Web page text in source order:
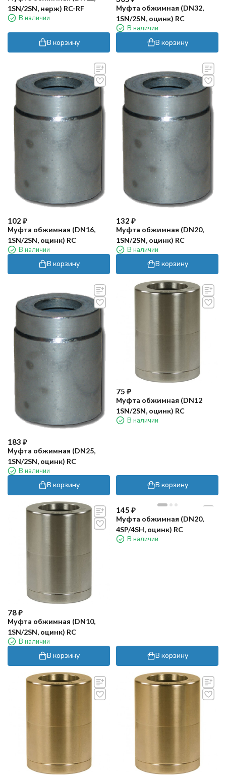
1SN/2SN, нерж) RC-RF
В наличии
В корзину
Муфта обжимная (DN32,
1SN/2SN, оцинк) RC
В наличии
В корзину
102 ₽
Муфта обжимная (DN16,
1SN/2SN, оцинк) RC
В наличии
В корзину
132 ₽
Муфта обжимная (DN20,
1SN/2SN, оцинк) RC
В наличии
В корзину
183 ₽
Муфта обжимная (DN25,
1SN/2SN, оцинк) RC
В наличии
В корзину
75 ₽
Муфта обжимная (DN12
1SN/2SN, оцинк) RC
В наличии
В корзину
78₽
Муфта обжимная (DN10,
1SN/2SN, оцинк) RC
В наличии
В корзину
145 ₽
Муфта обжимная (DN20,
4SP/4SH, оцинк) RC
В наличии
В корзину